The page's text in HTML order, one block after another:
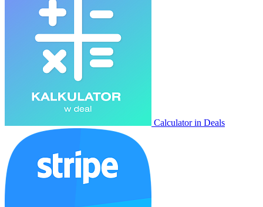
Calculator in Deals